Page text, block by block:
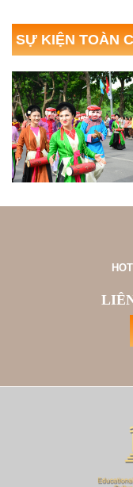
SỰ KIỆN TOÀN